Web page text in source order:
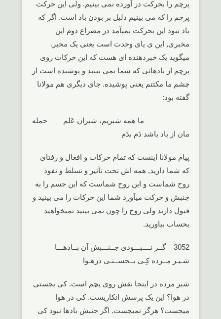
پرچم را بحرکت در آورده نمی بینیم. ولی این حرکت
پرچم را که می بینیم دلیل بر بودن باد است. اگر که
باد نبود این بحرکت نمیآمد در مصراع دوم این
مخبری, این ی یای وحدت است یعنی یک مخبر.
میگوید یک خبردهنده ای هست که این حرکات روی
پرچم از بادهائی که شما نمی بینید و پوشیده است از
چشم ما مکتتم یعنی پوشیده. جای دیگری هم مولانا
گفته بود:
ما همه شیریم، شیران عَلم حمله
مان از باد باشد دَم بدَم
پیام مولانا اینست که تمام حرکات و افعال و رفتای
که شما دارید, همه اش تحت تأثیر و تسلط و نفوذ
روح شماست و این روح شماست که این جسم را به
جنبش و حرکت میآورد شما این حرکات را می بینید و
قبول دارید ولی روح را چون نمی بینید نمیخواهید
بحساب بیاورید.
3052 گــر نــــبـــودی جــنـــبش آن بــادهـــا
شـیـر مــرده کِـی بــجســتـی درهـوا
شیر مرده در اینجا نقش روی پچم است. کی بجستی
در هوا؟ این یک پرسش انکاریست. کی در هوا
میجست؟ هرگز نمیجست. اگر جنبش بادها نبود کی